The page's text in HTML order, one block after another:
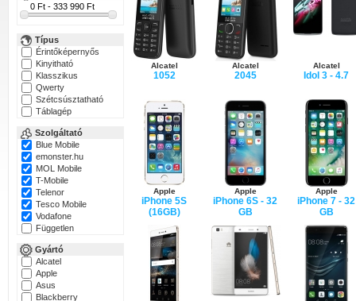
Típus
Érintőképernyős
Kinyitható
Klasszikus
Qwerty
Szétcsúsztatható
Táblagép
Szolgáltató
Blue Mobile
emonster.hu
MOL Mobile
T-Mobile
Telenor
Tesco Mobile
Vodafone
Független
Gyártó
Alcatel
Apple
Asus
Blackberry
Alcatel
1052
Alcatel
2045
Alcatel
Idol 3 - 4.7
Apple
iPhone 5S
(16GB)
Apple
iPhone 6S - 32
GB
Apple
iPhone 7 - 32
GB